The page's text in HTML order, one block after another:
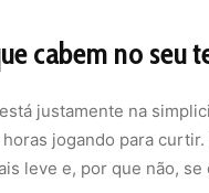
cabem no seu
justamente na
jogando para
leve e, por que não,